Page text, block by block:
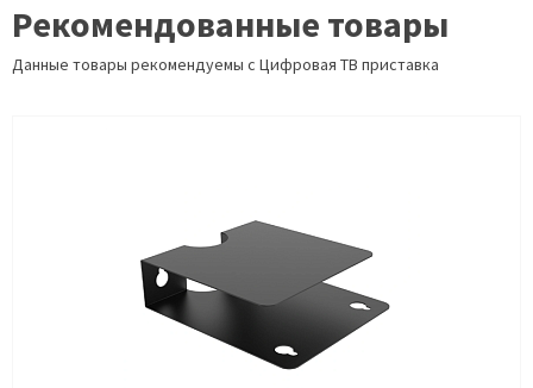
Рекомендованные товары
Данные товары рекомендуемы с Цифровая ТВ приставка